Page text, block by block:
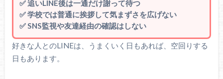
✅ 追いLINE後は一通だけ謝って待つ
✅ 学校では普通に挨拶して気まずさを広げない
✅ SNS監視や友達経由の確認はしない
好きな人とのLINEは、うまくいく日もあれば、空回りする
日もあります。